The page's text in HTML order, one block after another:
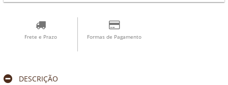
Frete e Prazo Formas de Pagamento
DESCRIÇÃO